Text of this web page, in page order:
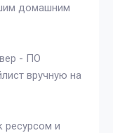
домашним
- ПО
вручную на
ресурсом и